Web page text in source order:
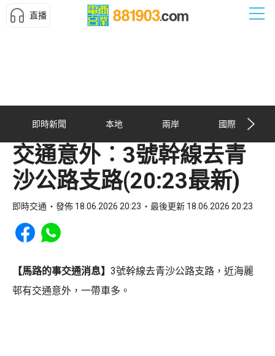
直播
即時新聞 本地 兩岸 國際
交通意外︰3號幹線去青
沙公路支路(20:23最新)
即時交通 發佈 18.06.2026 20:23 最後更新 18.06.2026 20:23
Share to Facebook
Share to WhatsApp
【馬路的事交通消息】 3號幹線去青沙公路支路，近海麗
邨有交通意外，一帶車多。